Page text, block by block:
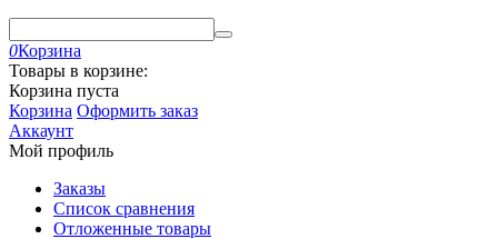
0Корзина
Товары в корзине:
Корзина пуста
Корзина Оформить заказ
Аккаунт
Мой профиль
Заказы
Список сравнения
Отложенные товары